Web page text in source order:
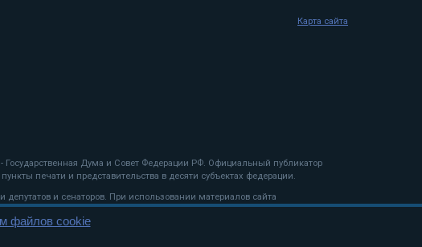
Государственная Дума и Совет Федерации РФ. Официальный публикатор
печати и представительства в десяти субъектах федерации.
и сенаторов. При использовании материалов сайта
Карта сайта
файлов cookie